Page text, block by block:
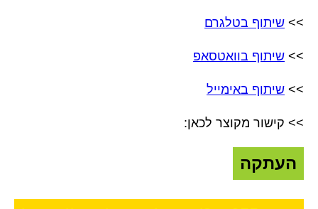
>> שיתוף בטלגרם
>> שיתוף בוואטסאפ
>> שיתוף באימייל
>> קישור מקוצר לכאן:
העתקה